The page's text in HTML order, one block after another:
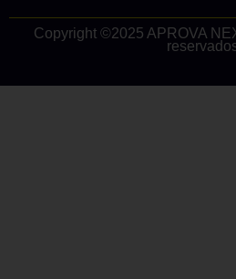
Copyright ©2025 APROVA